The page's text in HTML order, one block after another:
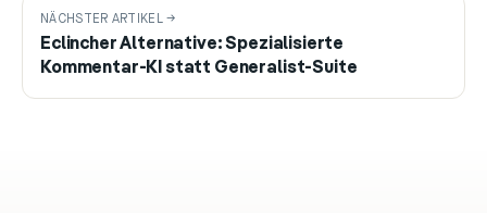
NÄCHSTER ARTIKEL →
Eclincher Alternative: Spezialisierte
Kommentar-KI statt Generalist-Suite